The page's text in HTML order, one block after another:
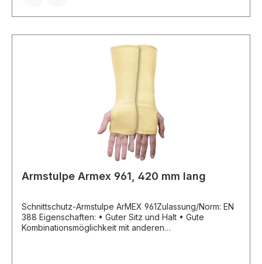
Technologie, Cat. II Farbe: schwarz
Armstulpe Armex 961, 420 mm lang
Schnittschutz-Armstulpe ArMEX 961Zulassung/Norm: EN
388 Eigenschaften: • Guter Sitz und Halt • Gute
Kombinationsmöglichkeit mit anderen